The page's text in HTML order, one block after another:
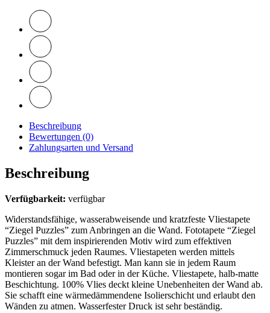
Beschreibung
Bewertungen (0)
Zahlungsarten und Versand
Beschreibung
Verfügbarkeit: verfügbar
Widerstandsfähige, wasserabweisende und kratzfeste Vliestapete
“Ziegel Puzzles” zum Anbringen an die Wand. Fototapete “Ziegel
Puzzles” mit dem inspirierenden Motiv wird zum effektiven
Zimmerschmuck jeden Raumes. Vliestapeten werden mittels
Kleister an der Wand befestigt. Man kann sie in jedem Raum
montieren sogar im Bad oder in der Küche. Vliestapete, halb-matte
Beschichtung. 100% Vlies deckt kleine Unebenheiten der Wand ab.
Sie schafft eine wärmedämmendene Isolierschicht und erlaubt den
Wänden zu atmen. Wasserfester Druck ist sehr beständig.